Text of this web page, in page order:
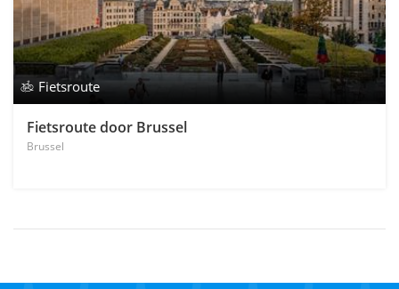
Fietsroute
Fietsroute door Brussel
Brussel